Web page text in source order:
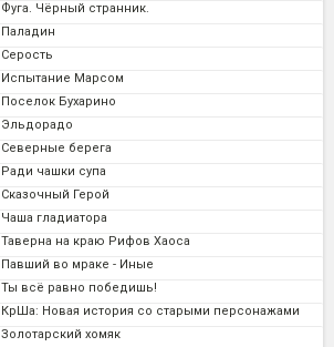
Фуга. Чёрный странник.
Паладин
Серость
Испытание Марсом
Поселок Бухарино
Эльдорадо
Северные берега
Ради чашки супа
Сказочный Герой
Чаша гладиатора
Таверна на краю Рифов Хаоса
Павший во мраке - Иные
Ты всё равно победишь!
КрШа: Новая история со старыми персонажами
Золотарский хомяк